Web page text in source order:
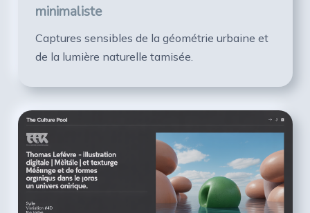
minimaliste
Captures sensibles de la géométrie urbaine et
de la lumière naturelle tamisée.